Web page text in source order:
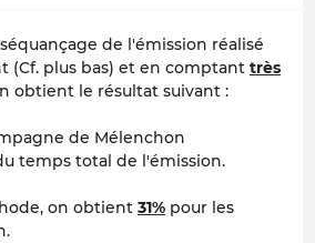
de l'émission réalisé
(Cf. plus bas) et en comptant très
obtient le résultat suivant :
de Mélenchon
temps total de l'émission.
on obtient 31% pour les